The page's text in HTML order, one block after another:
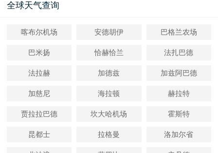
全球天气查询
喀布尔机场 安德胡伊 巴格兰农场
巴米扬 恰赫恰兰 法扎巴德
法拉赫 加德兹 加兹阿巴德
加慈尼 海拉顿 赫拉特
贾拉拉巴德 坎大哈机场 霍斯特
昆都士 拉格曼 洛加尔省